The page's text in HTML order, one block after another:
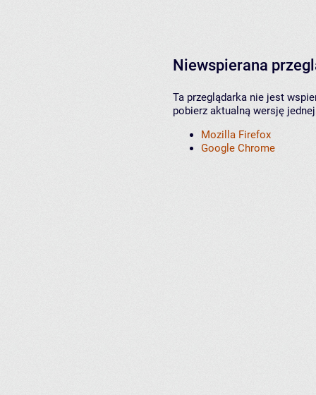
Niewspierana
Ta przeglądarka nie jest
pobierz aktualną wersję
Mozilla Firefox
Google Chrome